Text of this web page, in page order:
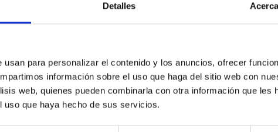
Detalles
para personalizar el contenido y los anuncios, ofrecer
información sobre el uso que haga del sitio web con
web, quienes pueden combinarla con otra información que les
uso que haya hecho de sus servicios.
Otro de los propósitos del IAC
investigación que se generan en
para el desarrollo de procesos
través de la identificación de
satisfacer demandas del entorno